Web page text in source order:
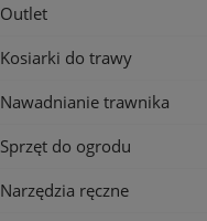
Outlet
Kosiarki do trawy
Nawadnianie trawnika
Sprzęt do ogrodu
Narzędzia ręczne